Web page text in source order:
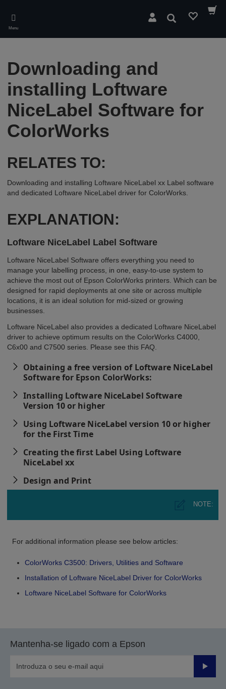
main
content
Menu
Pesquisar
Downloading and
installing Loftware
NiceLabel Software for
ColorWorks
RELATES TO:
Downloading and installing Loftware NiceLabel xx Label software
and dedicated Loftware NiceLabel driver for ColorWorks.
EXPLANATION:
Loftware NiceLabel Label Software
Loftware NiceLabel Software offers everything you need to
manage your labelling process, in one, easy-to-use system to
achieve the most out of Epson ColorWorks printers. Which can be
designed for rapid deployments at one site or across multiple
locations, it is an ideal solution for mid-sized or growing
businesses.
Loftware NiceLabel also provides a dedicated Loftware NiceLabel
driver to achieve optimum results on the ColorWorks C4000,
C6x00 and C7500 series. Please see this FAQ.
Obtaining a free version of Loftware NiceLabel
Software for Epson ColorWorks:
Installing Loftware NiceLabel Software
Version 10 or higher
Using Loftware NiceLabel version 10 or higher
for the First Time
Creating the first Label Using Loftware
NiceLabel xx
Design and Print
NOTE:
For additional information please see below articles:
ColorWorks C3500: Drivers, Utilities and Software
Installation of Loftware NiceLabel Driver for ColorWorks
Loftware NiceLabel Software for ColorWorks
Mantenha-se ligado com a Epson
Enviar